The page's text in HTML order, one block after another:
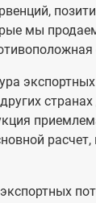
мы